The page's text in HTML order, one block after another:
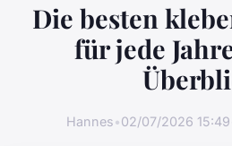
Die besten
für jede
Hannes•02/07/2026 15:49